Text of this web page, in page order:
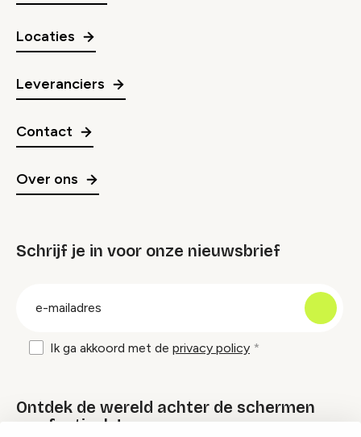
Locaties
Leveranciers
Contact
Over ons
Schrijf je in voor onze nieuwsbrief
Ik ga akkoord met de privacy policy
Ontdek de wereld achter de schermen
van festivals!